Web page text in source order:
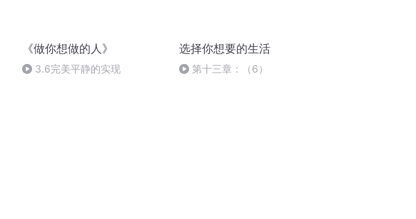
《做你想做的人》
3.6完美平静的实现
选择你想要的生活
第十三章：（6）